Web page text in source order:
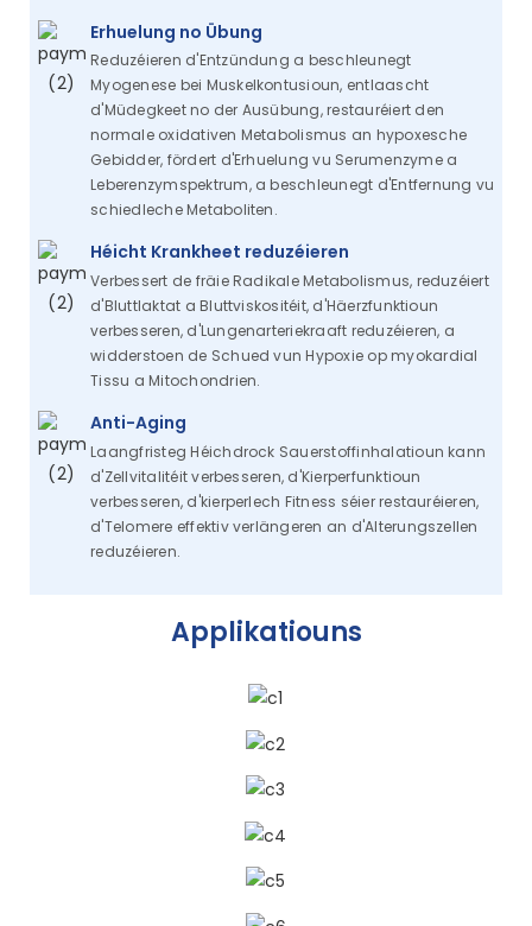
Erhuelung no Übung
Reduzéieren d'Entzündung a beschleunegt
Myogenese bei Muskelkontusioun, entlaascht
d'Müdegkeet no der Ausübung, restauréiert den
normale oxidativen Metabolismus an hypoxesche
Gebidder, fördert d'Erhuelung vu Serumenzyme a
Leberenzymspektrum, a beschleunegt d'Entfernung vu
schiedleche Metaboliten.
Héicht Krankheet reduzéieren
Verbessert de fräie Radikale Metabolismus, reduzéiert
d'Bluttlaktat a Bluttviskositéit, d'Häerzfunktioun
verbesseren, d'Lungenarteriekraaft reduzéieren, a
widderstoen de Schued vun Hypoxie op myokardial
Tissu a Mitochondrien.
Anti-Aging
Laangfristeg Héichdrock Sauerstoffinhalatioun kann
d'Zellvitalitéit verbesseren, d'Kierperfunktioun
verbesseren, d'kierperlech Fitness séier restauréieren,
d'Telomere effektiv verlängeren an d'Alterungszellen
reduzéieren.
Applikatiouns